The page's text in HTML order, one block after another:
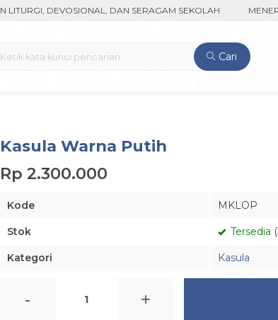
DEVOSIONAL, DAN SERAGAM SEKOLAH MENERIMA
Cari
Kasula Warna Putih
Rp 2.300.000
Kode MKLOP
Stok Tersedia
Kategori Kasula
- +